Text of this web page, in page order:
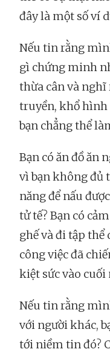
đây là một số ví
Nếu tin rằng
gì chứng minh
thừa cân và
truyền, khổ hình
bạn chẳng thể
Bạn có ăn đồ ăn
vì bạn không đủ
năng để nấu
tử tế? Bạn có
ghế và đi tập
công việc đã
kiệt sức vào cuối
Nếu tin rằng
với người khác,
tới niềm tin đó?